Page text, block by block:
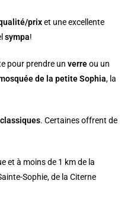
prixet une excellente
sympa!
pour prendre unverreou un
de la petite Sophia, la
classiques. Certaines offrent de
et à moins de 1 km de la
Sophie, de la Citerne